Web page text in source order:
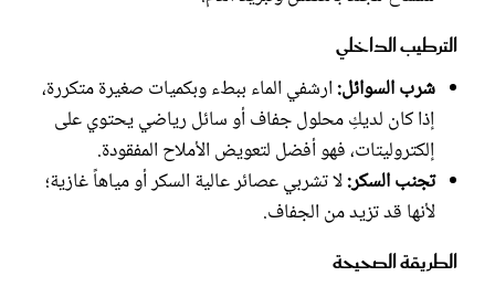
الترطيب الداخلي
شرب السوائل:ارشفي الماء ببطء وبكميات صغيرة متكررة،
إذا كان لديكِ محلول جفاف أو سائل رياضي يحتوي على
إلكتروليتات، فهو أفضل لتعويض الأملاح المفقودة.
تجنب السكر:لا تشربي عصائر عالية السكر أو مياهاً غازية؛
لأنها قد تزيد من الجفاف.
الطريقة الصحيحة